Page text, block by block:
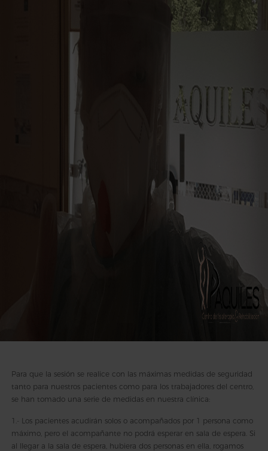
Para que la sesión se realice con las máximas medidas de seguridad
tanto para nuestros pacientes como para los trabajadores del centro,
se han tomado una serie de medidas en nuestra clínica:
1.- Los pacientes acudirán solos o acompañados por 1 persona como
máximo, pero el acompañante no podrá esperar en sala de espera. Si
al llegar a la sala de espera, hubiera dos personas en ella, rogamos